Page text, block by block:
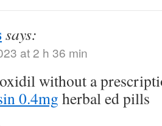
says:
at 2 h 36 min
without a
0.4mg herbal ed pills